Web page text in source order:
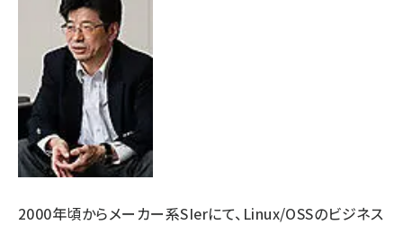
iot女子会 (2290)
北海道をのんびり旅する晴山佳須夫のヒント集！ (2047)
drupal (1963)
genai (1492)
abc123 (1367)
ai crunch (1363)
2000年頃からメーカー系SIerにて、Linux/OSSのビジネス